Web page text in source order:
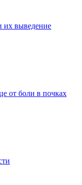
их выведение
от боли в почках